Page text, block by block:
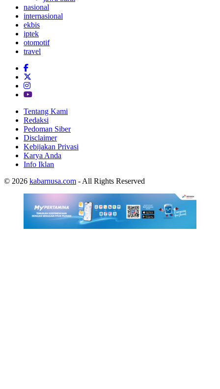
nasional
internasional
ekbis
iptek
otomotif
travel
Tentang Kami
Redaksi
Pedoman Siber
Disclaimer
Kebijakan Privasi
Karya Anda
Info Iklan
© 2026 kabarnusa.com - All Rights Reserved